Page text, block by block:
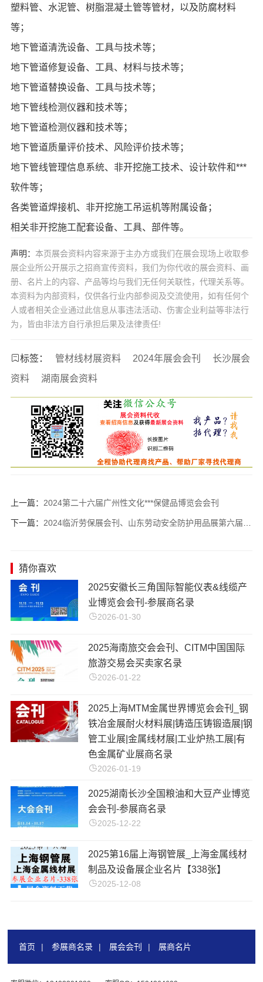
塑料管、水泥管、树脂混凝土管等管材，以及防腐材料
等；
地下管道清洗设备、工具与技术等；
地下管道修复设备、工具、材料与技术等；
地下管道替换设备、工具与技术等；
地下管线检测仪器和技术等；
地下管道检测仪器和技术等；
地下管道质量评价技术、风险评价技术等；
地下管线管理信息系统、非开挖施工技术、设计软件和***
软件等；
各类管道焊接机、非开挖施工吊运机等附属设备；
相关非开挖施工配套设备、工具、部件等。
声明： 本页展会资料内容来源于主办方或我们在展会现场上收取参
展企业所公开展示之招商宣传资料，我们为你代收的展会资料、画
册、名片上的内容、产品等均与我们无任何关联性，代理关系等。
本资料为内部资料，仅供各行业内部参阅及交流使用，如有任何个
人或者相关企业通过此信息从事违法活动、伤害企业利益等非法行
为，皆由非法方自行承担后果及法律责任!
标签： 管材线材展资料 2024年展会会刊
长沙展会
资料
湖南展会资料
上一篇： 2024第二十六届广州性文化***保健品博览会会刊
下一篇： 2024临沂劳保展会刊、山东劳动安全防护用品展第六届临沂劳保用品交易会展商名录
猜你喜欢
2025安徽长三角国际智能仪表&线缆产
业博览会会刊-参展商名录
2026-01-30
2025海南旅交会会刊、CITM中国国际
旅游交易会买卖家名录
2026-01-22
2025上海MTM金属世界博览会会刊_钢
铁冶金展耐火材料展|铸造压铸锻造展|钢
管工业展|金属线材展|工业炉热工展|有
色金属矿业展商名录
2026-01-19
2025湖南长沙全国粮油和大豆产业博览
会会刊-参展商名录
2025-12-22
2025第16届上海钢管展_上海金属线材
制品及设备展企业名片【338张】
2025-12-08
首页 | 参展商名录 | 展会会刊 | 展商名片